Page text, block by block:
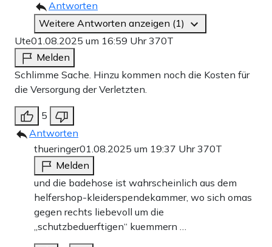
Antworten
Weitere Antworten anzeigen (1)
Ute01.08.2025 um 16:59 Uhr370T
Melden
Schlimme Sache. Hinzu kommen noch die Kosten für
die Versorgung der Verletzten.
5
Antworten
thueringer01.08.2025 um 19:37 Uhr370T
Melden
und die badehose ist wahrscheinlich aus dem
helfershop-kleiderspendekammer, wo sich omas
gegen rechts liebevoll um die
„schutzbeduerftigen“ kuemmern …